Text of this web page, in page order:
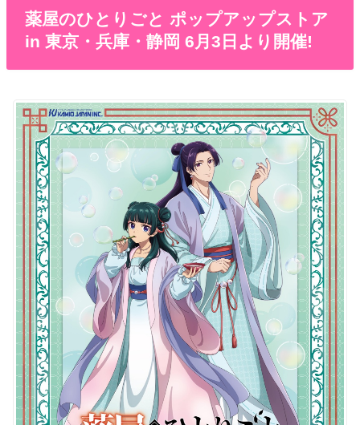
薬屋のひとりごと ポップアップストア
in 東京・兵庫・静岡 6月3日より開催!